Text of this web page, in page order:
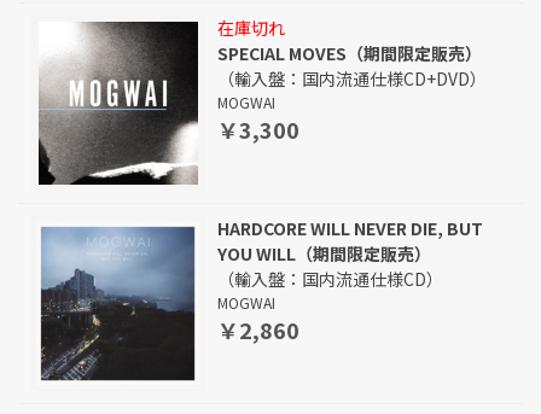
在庫切れ
SPECIAL MOVES（期間限定販売）
（輸入盤：国内流通仕様CD+DVD）
MOGWAI
￥3,300
HARDCORE WILL NEVER DIE, BUT
YOU WILL（期間限定販売）
（輸入盤：国内流通仕様CD）
MOGWAI
￥2,860